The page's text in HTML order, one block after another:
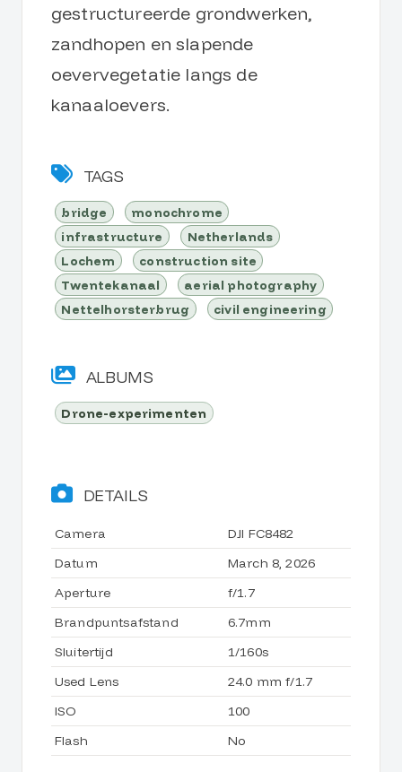
gestructureerde grondwerken,
zandhopen en slapende
oevervegetatie langs de
kanaaloevers.
TAGS
bridge
monochrome
infrastructure
Netherlands
Lochem
construction site
Twentekanaal
aerial photography
Nettelhorsterbrug
civil engineering
ALBUMS
Drone-experimenten
DETAILS
Camera
DJI FC8482
Datum
March 8, 2026
Aperture
f/1.7
Brandpuntsafstand
6.7mm
Sluitertijd
1/160s
Used Lens
24.0 mm f/1.7
ISO
100
Flash
No